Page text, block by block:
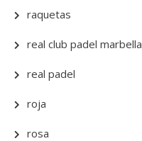
raquetas
real club padel marbella
real padel
roja
rosa